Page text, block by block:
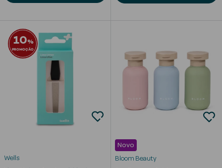
Ver Tudo
Cosmética
Hidratantes
10%
PROMOÇÃO
Wells
Novo
Bloom Beauty